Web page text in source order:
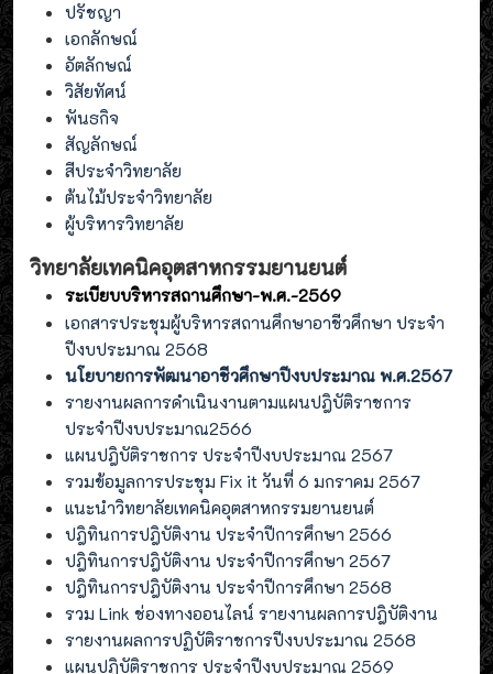
ปรัชญา
เอกลักษณ์
อัตลักษณ์
วิสัยทัศน์
พันธกิจ
สัญลักษณ์
สีประจำวิทยาลัย
ต้นไม้ประจำวิทยาลัย
ผู้บริหารวิทยาลัย
วิทยาลัยเทคนิคอุตสาหกรรมยานยนต์
ระเบียบบริหารสถานศึกษา-พ.ศ.-2569
เอกสารประชุมผู้บริหารสถานศึกษาอาชีวศึกษา ประจำ
ปีงบประมาณ 2568
นโยบายการพัฒนาอาชีวศึกษาปีงบประมาณ พ.ศ.2567
รายงานผลการดำเนินงานตามแผนปฎิบัติราชการ
ประจำปีงบประมาณ2566
แผนปฎิบัติราชการ ประจำปีงบประมาณ 2567
รวมข้อมูลการประชุม Fix it วันที่ 6 มกราคม 2567
แนะนำวิทยาลัยเทคนิคอุตสาหกรรมยานยนต์
ปฎิทินการปฎิบัติงาน ประจำปีการศึกษา 2566
ปฎิทินการปฎิบัติงาน ประจำปีการศึกษา 2567
ปฎิทินการปฎิบัติงาน ประจำปีการศึกษา 2568
รวม Link ช่องทางออนไลน์ รายงานผลการปฎิบัติงาน
รายงานผลการปฏิบัติราชการปีงบประมาณ 2568
แผนปฏิบัติราชการ ประจำปีงบประมาณ 2569